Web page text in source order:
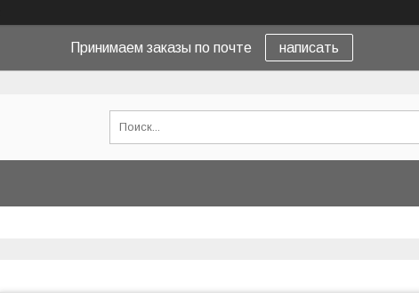
Принимаем заказы по почте написать